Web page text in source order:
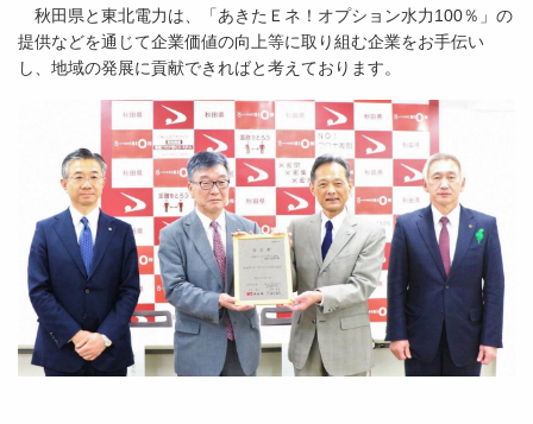
秋田県と東北電力は、「あきたＥネ！オプション水力100％」の
提供などを通じて企業価値の向上等に取り組む企業をお手伝い
し、地域の発展に貢献できればと考えております。